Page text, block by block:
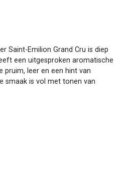
Saint-Emilion Grand Cru is diep
een uitgesproken aromatische
pruim, leer en een hint van
smaak is vol met tonen van